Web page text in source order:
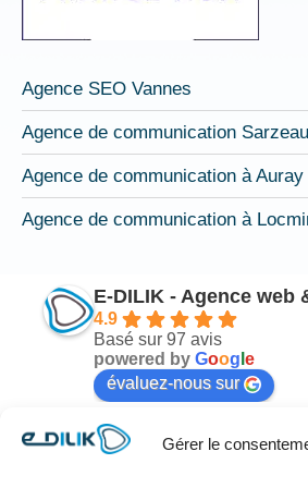
Gérer le
Agence SEO Vannes
Agence de communication Sarzeau
Agence de communication à Auray
Agence de communication à
E-DILIK - Agence web
4.9
Basé sur 97 avis
powered by Goog e
évaluez-nous sur